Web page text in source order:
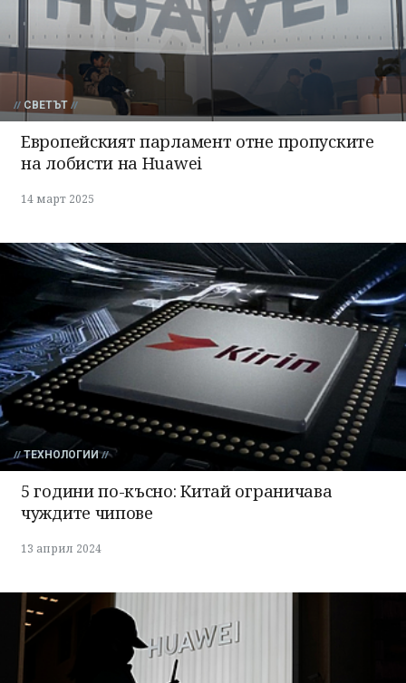
СВЕТЪТ
Европейският парламент отне пропуските
на лобисти на Huawei
14 март 2025
ТЕХНОЛОГИИ
5 години по-късно: Китай ограничава
чуждите чипове
13 април 2024